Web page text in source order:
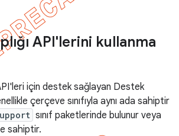
API'lerini kullanma
için destek sağlayan Destek
çerçeve sınıfıyla aynı ada sahiptir
sınıf paketlerinde bulunur veya
sahiptir.